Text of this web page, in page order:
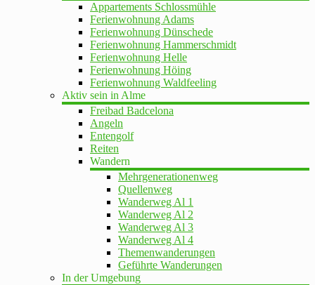
Appartements Schlossmühle
Ferienwohnung Adams
Ferienwohnung Dünschede
Ferienwohnung Hammerschmidt
Ferienwohnung Helle
Ferienwohnung Höing
Ferienwohnung Waldfeeling
Aktiv sein in Alme
Freibad Badcelona
Angeln
Entengolf
Reiten
Wandern
Mehrgenerationenweg
Quellenweg
Wanderweg Al 1
Wanderweg Al 2
Wanderweg Al 3
Wanderweg Al 4
Themenwanderungen
Geführte Wanderungen
In der Umgebung